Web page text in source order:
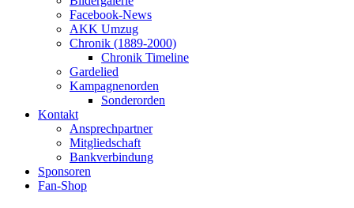
Facebook-News
AKK Umzug
Chronik (1889-2000)
Chronik Timeline
Gardelied
Kampagnenorden
Sonderorden
Kontakt
Ansprechpartner
Mitgliedschaft
Bankverbindung
Sponsoren
Fan-Shop